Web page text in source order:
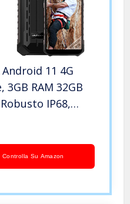
Android 11 4G
3GB RAM 32GB
IP68,
NFC Nero
Controlla Su Amazon